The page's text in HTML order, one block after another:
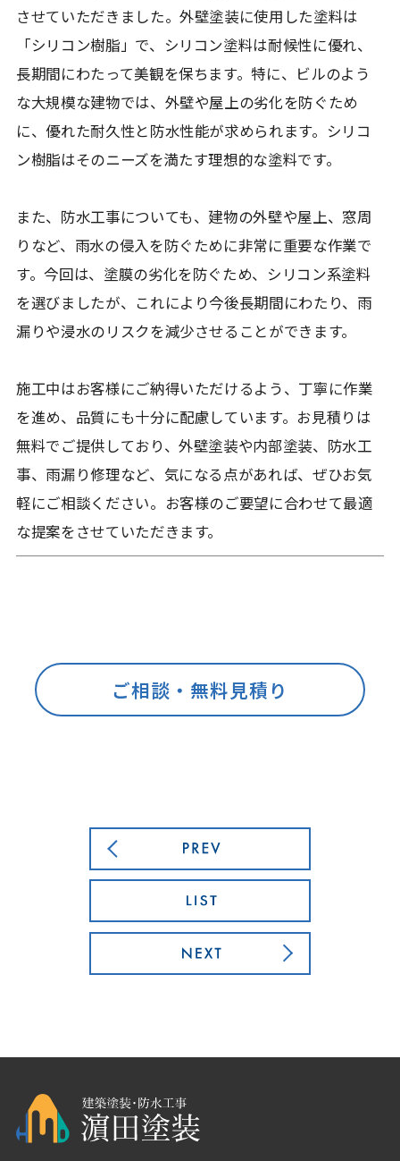
させていただきました。外壁塗装に使用した塗料は
「シリコン樹脂」で、シリコン塗料は耐候性に優れ、
長期間にわたって美観を保ちます。特に、ビルのよう
な大規模な建物では、外壁や屋上の劣化を防ぐため
に、優れた耐久性と防水性能が求められます。シリコ
ン樹脂はそのニーズを満たす理想的な塗料です。
また、防水工事についても、建物の外壁や屋上、窓周
りなど、雨水の侵入を防ぐために非常に重要な作業で
す。今回は、塗膜の劣化を防ぐため、シリコン系塗料
を選びましたが、これにより今後長期間にわたり、雨
漏りや浸水のリスクを減少させることができます。
施工中はお客様にご納得いただけるよう、丁寧に作業
を進め、品質にも十分に配慮しています。お見積りは
無料でご提供しており、外壁塗装や内部塗装、防水工
事、雨漏り修理など、気になる点があれば、ぜひお気
軽にご相談ください。お客様のご要望に合わせて最適
な提案をさせていただきます。
ご相談・無料見積り